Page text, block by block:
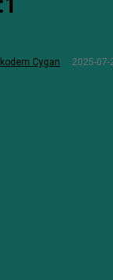
Cygan 2025-07-